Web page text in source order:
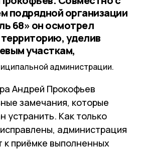
подрядной организации
68» он осмотрел
уделив
участкам,
администрации.
Андрей Прокофьев
замечания, которые
устранить. Как только
администрация
к приёмке выполненных